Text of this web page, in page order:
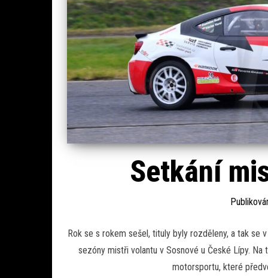
Setkání
Rok se s rokem sešel, tituly byly rozděleny, a tak
sezóny mistři volantu v Sosnové u České Lípy.
motorsportu, které